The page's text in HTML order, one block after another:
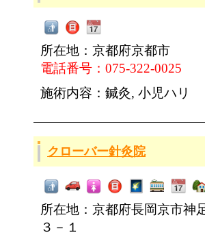
所在地：京都府京都市
電話番号：075-322-0025
施術内容：鍼灸, 小児ハリ
クローバー針灸院
所在地：京都府長岡京市神
３－１